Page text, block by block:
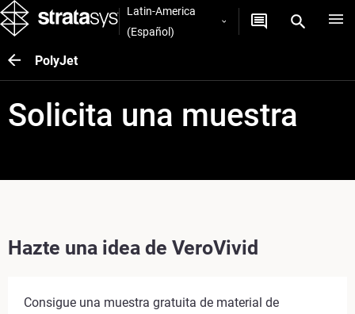
Latin-America
(Español)
PolyJet
Solicita una muestra
Hazte una idea de VeroVivid
Consigue una muestra gratuita de material de